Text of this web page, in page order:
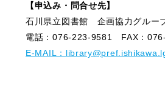
【申込み・問合せ先】
石川県立図書館 企画協力グルー
電話：076-223-9581 FAX：
E-MAIL：